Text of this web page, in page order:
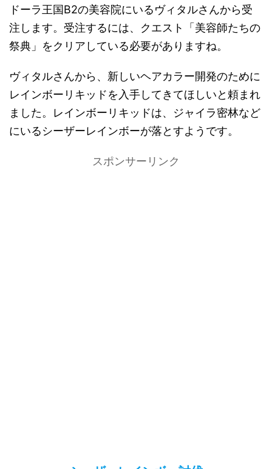
ドーラ王国B2の美容院にいるヴィタルさんから受
注します。受注するには、クエスト「美容師たちの
祭典」をクリアしている必要がありますね。
ヴィタルさんから、新しいヘアカラー開発のために
レインボーリキッドを入手してきてほしいと頼まれ
ました。レインボーリキッドは、ジャイラ密林など
にいるシーザーレインボーが落とすようです。
スポンサーリンク